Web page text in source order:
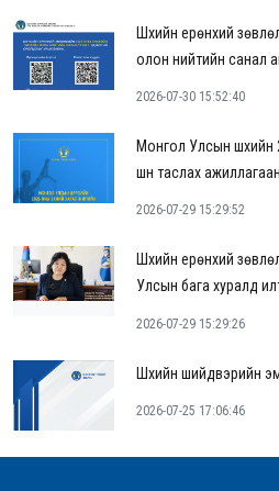
Шүүхийн ерөнхий
олон нийтийн санал
2026-07-30 15:52:40
Монгол Улсын
шүүн таслах
2026-07-29 15:29:52
Шүүхийн ерөнхий
Улсын бага хуралд
2026-07-29 15:29:26
Шүүхийн шийдвэрийн
2026-07-25 17:06:46